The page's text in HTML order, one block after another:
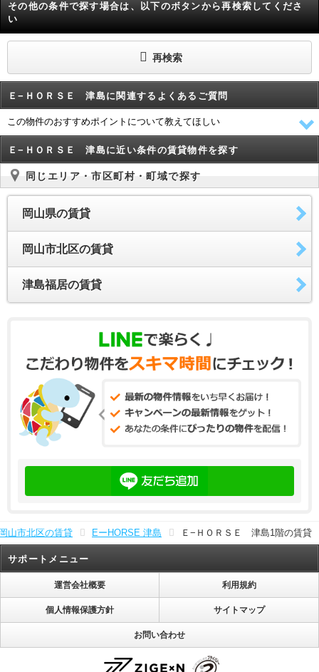
その他の条件で探す場合は、以下のボタンから再検索してくださ
い
再検索
Ｅ−ＨＯＲＳＥ 津島に関連するよくあるご質問
この物件のおすすめポイントについて教えてほしい
Ｅ−ＨＯＲＳＥ 津島に近い条件の賃貸物件を探す
同じエリア・市区町村・町域で探す
岡山県の賃貸
岡山市北区の賃貸
津島福居の賃貸
山市北区の賃貸 EーHORSE 津島 Ｅ−ＨＯＲＳＥ 津島1階の賃貸
サポートメニュー
運営会社概要 利用規約
個人情報保護方針 サイトマップ
お問い合わせ